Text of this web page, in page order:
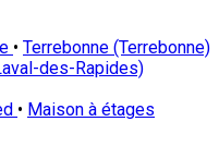
• Terrebonne (Terrebonne)
des-Rapides)
• Maison à étages